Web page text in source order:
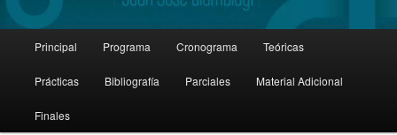
Skip
to
primary
Skip
to
secondary
Principal Programa Cronograma Teóricas
Prácticas Bibliografía Parciales Material Adicional
Finales